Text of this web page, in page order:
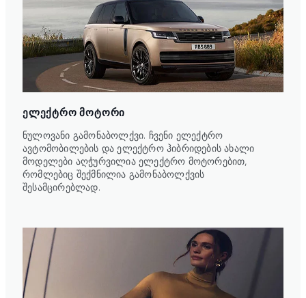
ᲔᲚᲔᲥᲢᲠᲝ ᲛᲝᲢᲝᲠᲘ
ნულოვანი გამონაბოლქვი. ჩვენი ელექტრო
ავტომობილების და ელექტრო ჰიბრიდების ახალი
მოდელები აღჭურვილია ელექტრო მოტორებით,
რომლებიც შექმნილია გამონაბოლქვის
შესამცირებლად.